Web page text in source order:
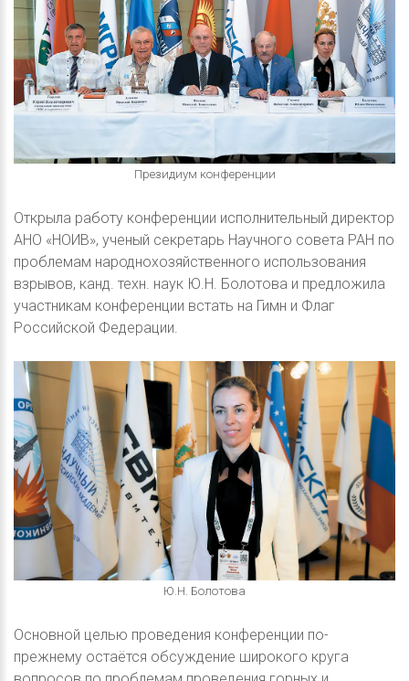
Президиум конференции
Открыла работу конференции исполнительный директор
АНО «НОИВ», ученый секретарь Научного совета РАН по
проблемам народнохозяйственного использования
взрывов, канд. техн. наук Ю.Н. Болотова и предложила
участникам конференции встать на Гимн и Флаг
Российской Федерации.
Ю.Н. Болотова
Основной целью проведения конференции по-
прежнему остаётся обсуждение широкого круга